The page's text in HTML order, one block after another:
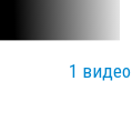
1 видео